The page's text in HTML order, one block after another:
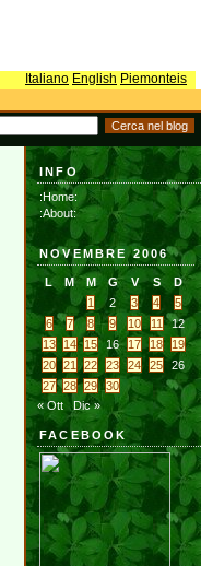
Italiano English Piemonteis
INFO
:Home:
:About:
NOVEMBRE 2006
L M M G V S
D
1
2 3 4
5
6
7 8 9 10 11
12
13
14 15 16 17 18
19
20
21 22 23 24 25
26
27
28 29
30
« Ott
Dic »
FACEBOOK